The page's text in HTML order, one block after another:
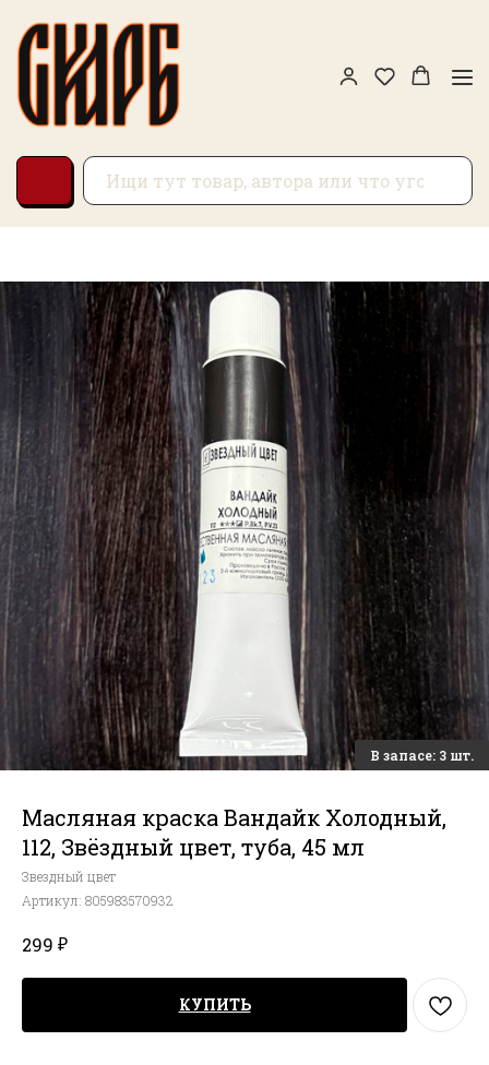
Масляная краска Вандайк Холодный,
112, Звёздный цвет, туба, 45 мл
Звездный цвет
Артикул: 805983570932
299 ₽
КУПИТЬ